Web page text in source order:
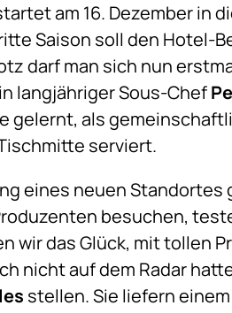
am 16. Dezember in
Saison soll den Hotel-
darf man sich nun
langjähriger Sous-Chef
gelernt, als
serviert.
eines neuen Standortes
besuchen,
wir das Glück, mit tollen
nicht auf dem Radar
stellen. Sie liefern